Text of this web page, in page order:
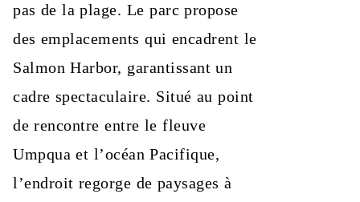
pas de la plage. Le parc propose
des emplacements qui encadrent le
Salmon Harbor, garantissant un
cadre spectaculaire. Situé au point
de rencontre entre le fleuve
Umpqua et l’océan Pacifique,
l’endroit regorge de paysages à